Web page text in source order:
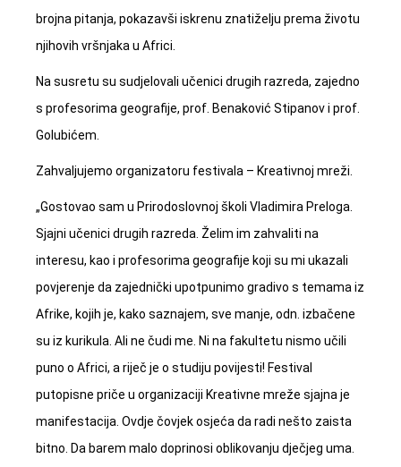
brojna pitanja, pokazavši iskrenu znatiželju prema životu
njihovih vršnjaka u Africi.
Na susretu su sudjelovali učenici drugih razreda, zajedno
s profesorima geografije, prof. Benaković Stipanov i prof.
Golubićem.
Zahvaljujemo organizatoru festivala – Kreativnoj mreži.
„Gostovao sam u Prirodoslovnoj školi Vladimira Preloga.
Sjajni učenici drugih razreda. Želim im zahvaliti na
interesu, kao i profesorima geografije koji su mi ukazali
povjerenje da zajednički upotpunimo gradivo s temama iz
Afrike, kojih je, kako saznajem, sve manje, odn. izbačene
su iz kurikula. Ali ne čudi me. Ni na fakultetu nismo učili
puno o Africi, a riječ je o studiju povijesti! Festival
putopisne priče u organizaciji Kreativne mreže sjajna je
manifestacija. Ovdje čovjek osjeća da radi nešto zaista
bitno. Da barem malo doprinosi oblikovanju dječjeg uma.